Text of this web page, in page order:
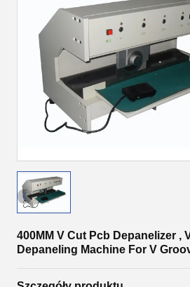
400MM V Cut Pcb Depanelizer ,
Depaneling Machine For V